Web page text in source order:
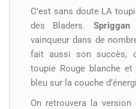
C’est sans doute LA
des Bladers. Spriggan
vainqueur dans de
fait aussi son succès,
toupie Rouge blanche
bleu sur la couche
On retrouvera la